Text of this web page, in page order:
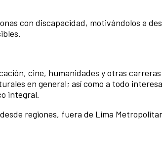
con discapacidad, motivándolos a
cine, humanidades y otras
en general; así como a todo
integral.
regiones, fuera de Lima